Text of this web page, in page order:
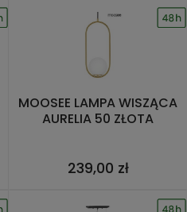
MOOSEE LAMPA WISZĄCA
AURELIA 50 ZŁOTA
239,00 zł